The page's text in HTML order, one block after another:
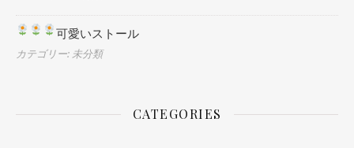
可愛いストール
カテゴリー: 未分類
CATEGORIES